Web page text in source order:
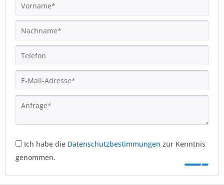
Ich habe die Datenschutzbestimmungen zur Kenntnis
genommen.